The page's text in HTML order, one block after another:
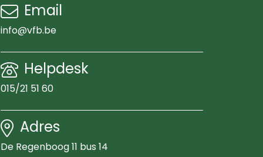
Email
info@vfb.be
Helpdesk
015/21 51 60
Adres
De Regenboog 11 bus 14